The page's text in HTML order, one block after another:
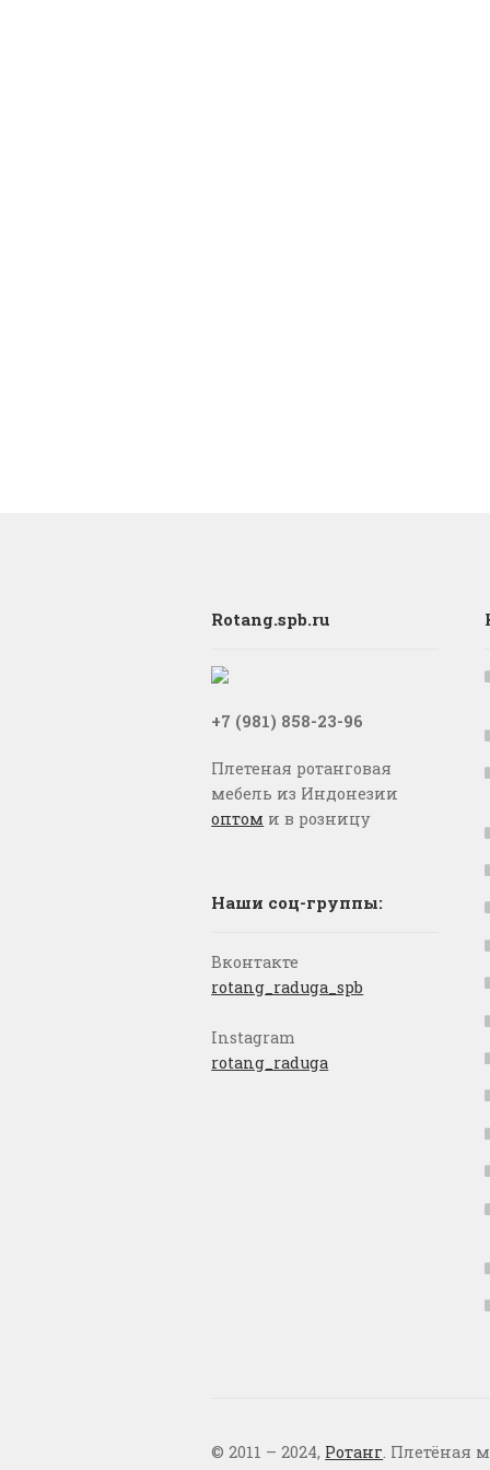
Rotang.spb.ru
+7 (981) 858-23-96
Плетеная ротанговая
мебель из Индонезии
оптом и в розницу
Наши соц-группы:
Вконтакте
rotang_raduga_spb
Instagram
rotang_raduga
© 2011 – 2024, Ротанг. Плетёная